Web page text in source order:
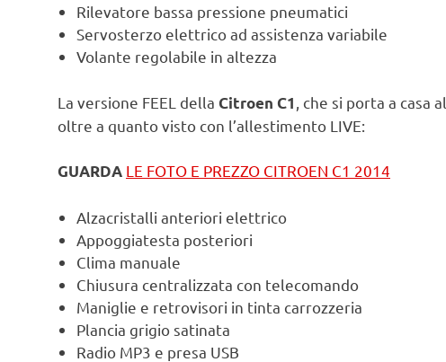
Rilevatore bassa pressione pneumatici
Servosterzo elettrico ad assistenza variabile
Volante regolabile in altezza
La versione FEEL della Citroen C1 , che si porta a casa al
oltre a quanto visto con l’allestimento LIVE:
GUARDA LE FOTO E PREZZO CITROEN C1 2014
Alzacristalli anteriori elettrico
Appoggiatesta posteriori
Clima manuale
Chiusura centralizzata con telecomando
Maniglie e retrovisori in tinta carrozzeria
Plancia grigio satinata
Radio MP3 e presa USB